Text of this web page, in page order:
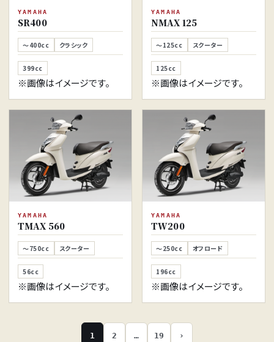
YAMAHA
SR400
～400cc クラシック
399cc
※画像はイメージです。
YAMAHA
NMAX 125
～125cc スクーター
125cc
※画像はイメージです。
YAMAHA
TMAX 560
～750cc スクーター
56cc
※画像はイメージです。
YAMAHA
TW200
～250cc オフロード
196cc
※画像はイメージです。
1 2 … 19 ›